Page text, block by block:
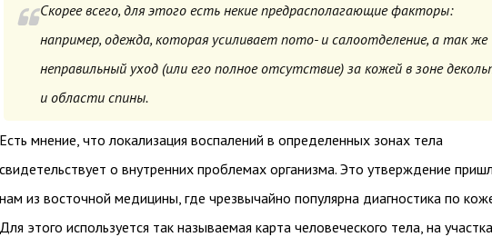
Скорее всего, для этого есть некие предрасполагающие факторы:
например, одежда, которая усиливает пото- и салоотделение, а так же
неправильный уход (или его полное отсутствие) за кожей в зоне
и области спины.
Есть мнение, что локализация воспалений в определенных зонах тела
свидетельствует о внутренних проблемах организма. Это утверждение
нам из восточной медицины, где чрезвычайно популярна диагностика по
Для этого используется так называемая карта человеческого тела, на